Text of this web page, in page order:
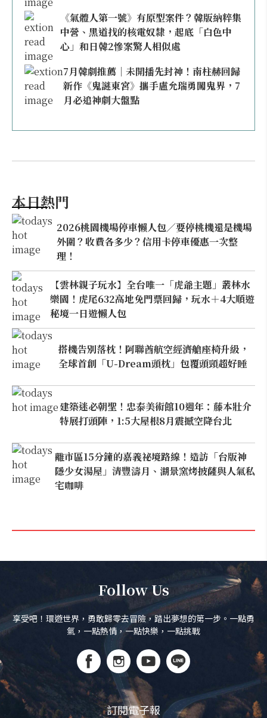
《氣體人第一號》有原型案件？韓版納粹集
中營、黑道找的核電奴隸，起底「白色中
心」和日韓2慘案驚人相似處
7月韓劇推薦｜未開播先封神！南柱赫回歸
新作《鬼謎東宮》攜手盧允瑞勇闖鬼界，7
月必追神劇大盤點
本日熱門
2026桃園機場停車懶人包／要停桃機還是機場
外圍？收費各多少？信用卡停車優惠一次整
理！
【雲林親子玩水】全台唯一「虎爺主題」叢林水
樂園！虎尾632高地免門票回歸，玩水＋4大順遊
秘境一日遊懶人包
搭機告別落枕！阿聯酋航空經濟艙座椅升級，
全球首創「U-Dream頭枕」包覆頭頸超好睡
建築迷必朝聖！忠泰美術館10週年：藤本壯介
特展打頭陣，1:5大屋根8月震撼空降台北
離市區15分鐘的嘉義祕境路線！造訪「台版神
隱少女湯屋」清豐濤月、湖景窯烤披薩與人氣私
宅咖啡
Follow Us
享受吧！環遊世界，勇敢歸零去冒險，踏出夢想的第一步。一點勇
氣，一點熱情，一點快樂，一點挑戰
訂閱電子報